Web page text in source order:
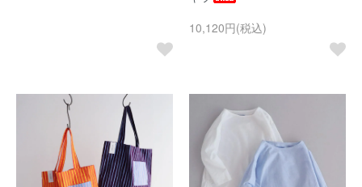
10,120円(税込)